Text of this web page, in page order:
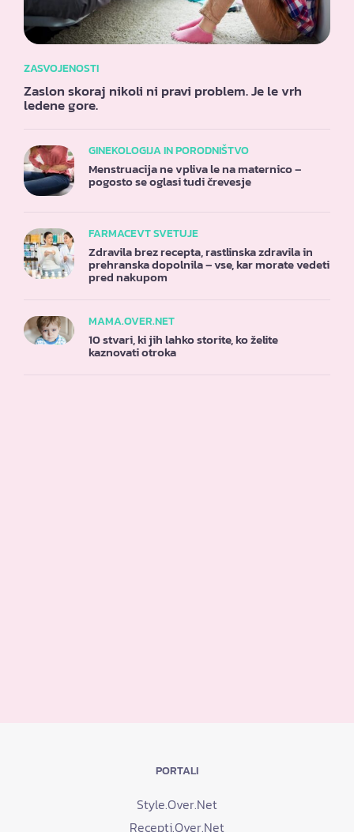
ZASVOJENOSTI
Zaslon skoraj nikoli ni pravi problem. Je le vrh
ledene gore.
GINEKOLOGIJA IN PORODNIŠTVO
Menstruacija ne vpliva le na maternico –
pogosto se oglasi tudi črevesje
FARMACEVT SVETUJE
Zdravila brez recepta, rastlinska zdravila in
prehranska dopolnila – vse, kar morate vedeti
pred nakupom
MAMA.OVER.NET
10 stvari, ki jih lahko storite, ko želite
kaznovati otroka
PORTALI
Style.Over.Net
Recepti.Over.Net